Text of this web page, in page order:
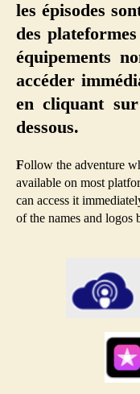
les épisodes
des
équipements
accéder
en cliquant
dessous.
Follow the adventure
available on most
can access it
of the names and logos